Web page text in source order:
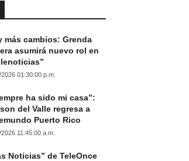
más cambios: Grenda
asumirá nuevo rol en
01:30:00 p.m.
ha sido mi casa”:
del Valle regresa a
Puerto Rico
11:45:00 a.m.
Noticias” de TeleOnce